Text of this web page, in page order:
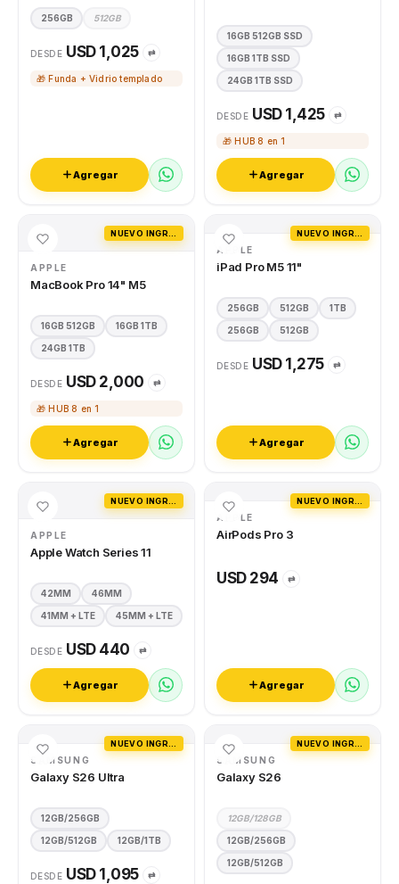
256GB 512GB
DESDE USD 1,025 ⇄
🎁 Funda + Vidrio templado
Agregar
16GB 512GB SSD
16GB 1TB SSD
24GB 1TB SSD
DESDE USD 1,425 ⇄
🎁 HUB 8 en 1
Agregar
APPLE
MacBook Pro 14" M5
16GB 512GB 16GB 1TB
24GB 1TB
DESDE USD 2,000 ⇄
🎁 HUB 8 en 1
Agregar
APPLE
iPad Pro M5 11"
256GB 512GB 1TB
256GB 512GB
DESDE USD 1,275 ⇄
Agregar
APPLE
Apple Watch Series 11
42MM 46MM
41MM + LTE 45MM + LTE
DESDE USD 440 ⇄
Agregar
APPLE
AirPods Pro 3
USD 294 ⇄
Agregar
SAMSUNG
Galaxy S26 Ultra
12GB/256GB
12GB/512GB 12GB/1TB
DESDE USD 1,095 ⇄
SAMSUNG
Galaxy S26
12GB/128GB
12GB/256GB
12GB/512GB